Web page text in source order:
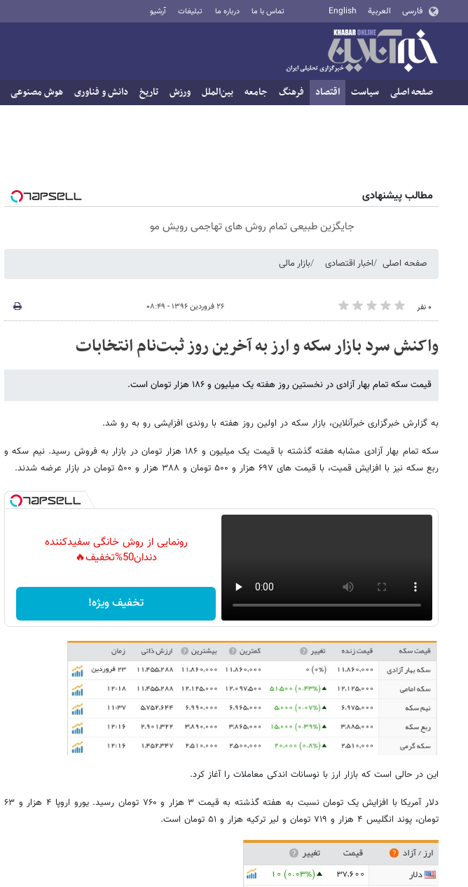
فارسی العربية English تماس با ما درباره ما تبلیغات آرشیو
صفحه اصلی سیاست اقتصاد فرهنگ جامعه بین‌الملل ورزش تاریخ دانش و فناوری هوش مصنوعی
مطالب پیشنهادی
جایگزین طبیعی تمام روش های تهاجمی رویش مو
صفحه اصلی اخبار اقتصادی بازار مالی
۰ نفر ۲۶ فروردین ۱۳۹۶ - ۰۸:۴۹
واکنش سرد بازار سکه و ارز به آخرین روز ثبت‌نام انتخابات
قیمت سکه تمام بهار آزادی در نخستین روز هفته یک میلیون و ۱۸۶ هزار تومان است.
به گزارش خبرگزاری خبرآنلاین، بازار سکه در اولین روز هفته با روندی افزایشی رو به رو شد.
سکه تمام بهار آزادی مشابه هفته گذشته با قیمت یک میلیون و ۱۸۶ هزار تومان در بازار به فروش رسید. نیم سکه و
ربع سکه نیز با افزایش قمیت، با قیمت های ۶۹۷ هزار و ۵۰۰ تومان و ۳۸۸ هزار و ۵۰۰ تومان در بازار عرضه شدند.
رونمایی از روش خانگی سفیدکننده
دندان50%تخفیف🔥
تخفیف ویژه!
این در حالی است که بازار ارز با نوسانات اندکی معاملات را آغاز کرد.
دلار آمریکا با افزایش یک تومان نسبت به هفته گذشته به قیمت ۳ هزار و ۷۶۰ تومان رسید. یورو اروپا ۴ هزار و ۶۳
تومان، پوند انگلیس ۴ هزار و ۷۱۹ تومان و لیر ترکیه هزار و ۵۱ تومان است.